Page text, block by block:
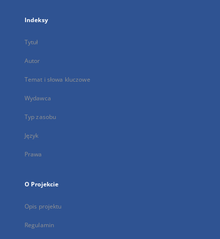
Indeksy
Tytuł
Autor
Temat i słowa kluczowe
Wydawca
Typ zasobu
Język
Prawa
O Projekcie
Opis projektu
Regulamin